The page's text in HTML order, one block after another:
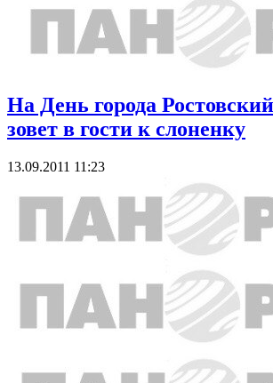
На День города
зовет в гости к слоненку
13.09.2011 11:23